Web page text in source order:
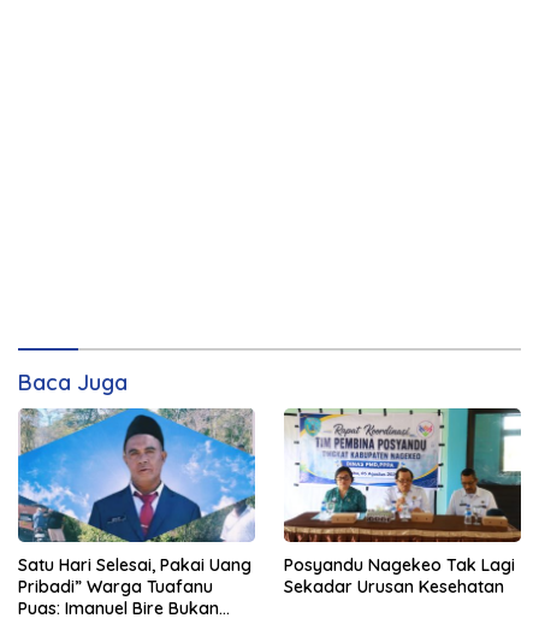
Baca Juga
Satu Hari Selesai, Pakai Uang
Pribadi” Warga Tuafanu
Puas: Imanuel Bire Bukan
Posyandu Nagekeo Tak Lagi
Sekadar Urusan Kesehatan